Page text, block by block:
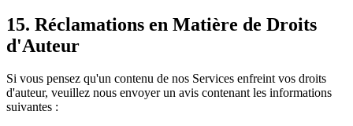
15. Réclamations en Matière de Droits
d'Auteur
Si vous pensez qu'un contenu de nos Services enfreint vos droits
d'auteur, veuillez nous envoyer un avis contenant les informations
suivantes :